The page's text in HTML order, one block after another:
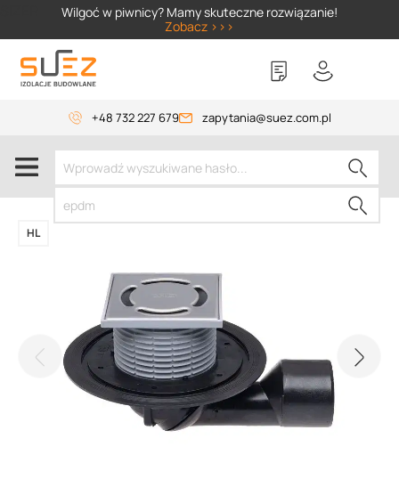
Wilgoć w piwnicy? Mamy skuteczne rozwiązanie!
Zobacz >>>
+48 732 227 679 zapytania@suez.com.pl
HL